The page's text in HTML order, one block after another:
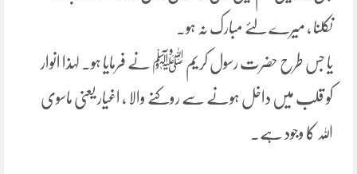
نکلنا ، میرے لئے مبارک نہ ہو۔
یا جس طرح حضرت رسول کریم ﷺ نے فرمایا ہو۔ لہذا انوار
کو قلب میں داخل ہونے سے روکنے والا ، اغیار یعنی ماسوی
اللہ کا وجود ہے۔